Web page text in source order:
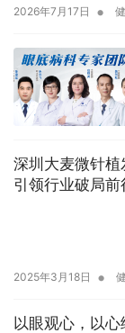
2026年7月17日 •
深圳大麦微针植
引领行业破局前
2025年3月18日 •
以眼观心，以